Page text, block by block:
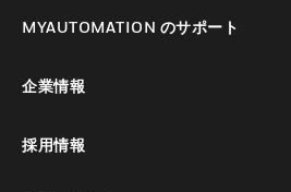
MYAUTOMATION のサポート
企業情報
採用情報